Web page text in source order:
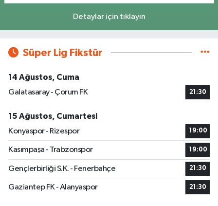
Detaylar için tıklayın
Süper Lig Fikstür
14 Ağustos, Cuma
Galatasaray - Çorum FK
21:30
15 Ağustos, Cumartesi
Konyaspor - Rizespor
19:00
Kasımpaşa - Trabzonspor 19:00
Gençlerbirliği S.K. - Fenerbahçe 21:30
Gaziantep FK - Alanyaspor 21:30